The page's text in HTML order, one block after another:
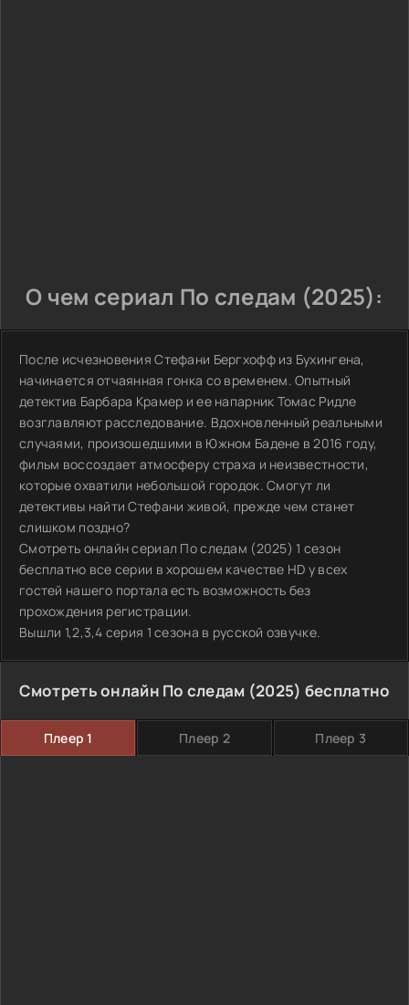
О чем сериал По следам (2025):
После исчезновения Стефани Бергхофф из Бухингена,
начинается отчаянная гонка со временем. Опытный
детектив Барбара Крамер и ее напарник Томас Ридле
возглавляют расследование. Вдохновленный реальными
случаями, произошедшими в Южном Бадене в 2016 году,
фильм воссоздает атмосферу страха и неизвестности,
которые охватили небольшой городок. Смогут ли
детективы найти Стефани живой, прежде чем станет
слишком поздно?
Смотреть онлайн сериал По следам (2025) 1 сезон
бесплатно все серии в хорошем качестве HD у всех
гостей нашего портала есть возможность без
прохождения регистрации.
Вышли 1,2,3,4 серия 1 сезона в русской озвучке.
Смотреть онлайн По следам (2025) бесплатно
Плеер 1 Плеер 2 Плеер 3